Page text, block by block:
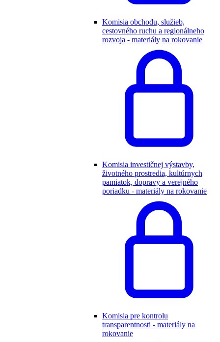
Komisia obchodu, služieb,
cestovného ruchu a regionálneho
rozvoja - materiály na rokovanie
Komisia investičnej výstavby,
životného prostredia, kultúrnych
pamiatok, dopravy a verejného
poriadku - materiály na rokovanie
Komisia pre kontrolu
transparentnosti - materiály na
rokovanie